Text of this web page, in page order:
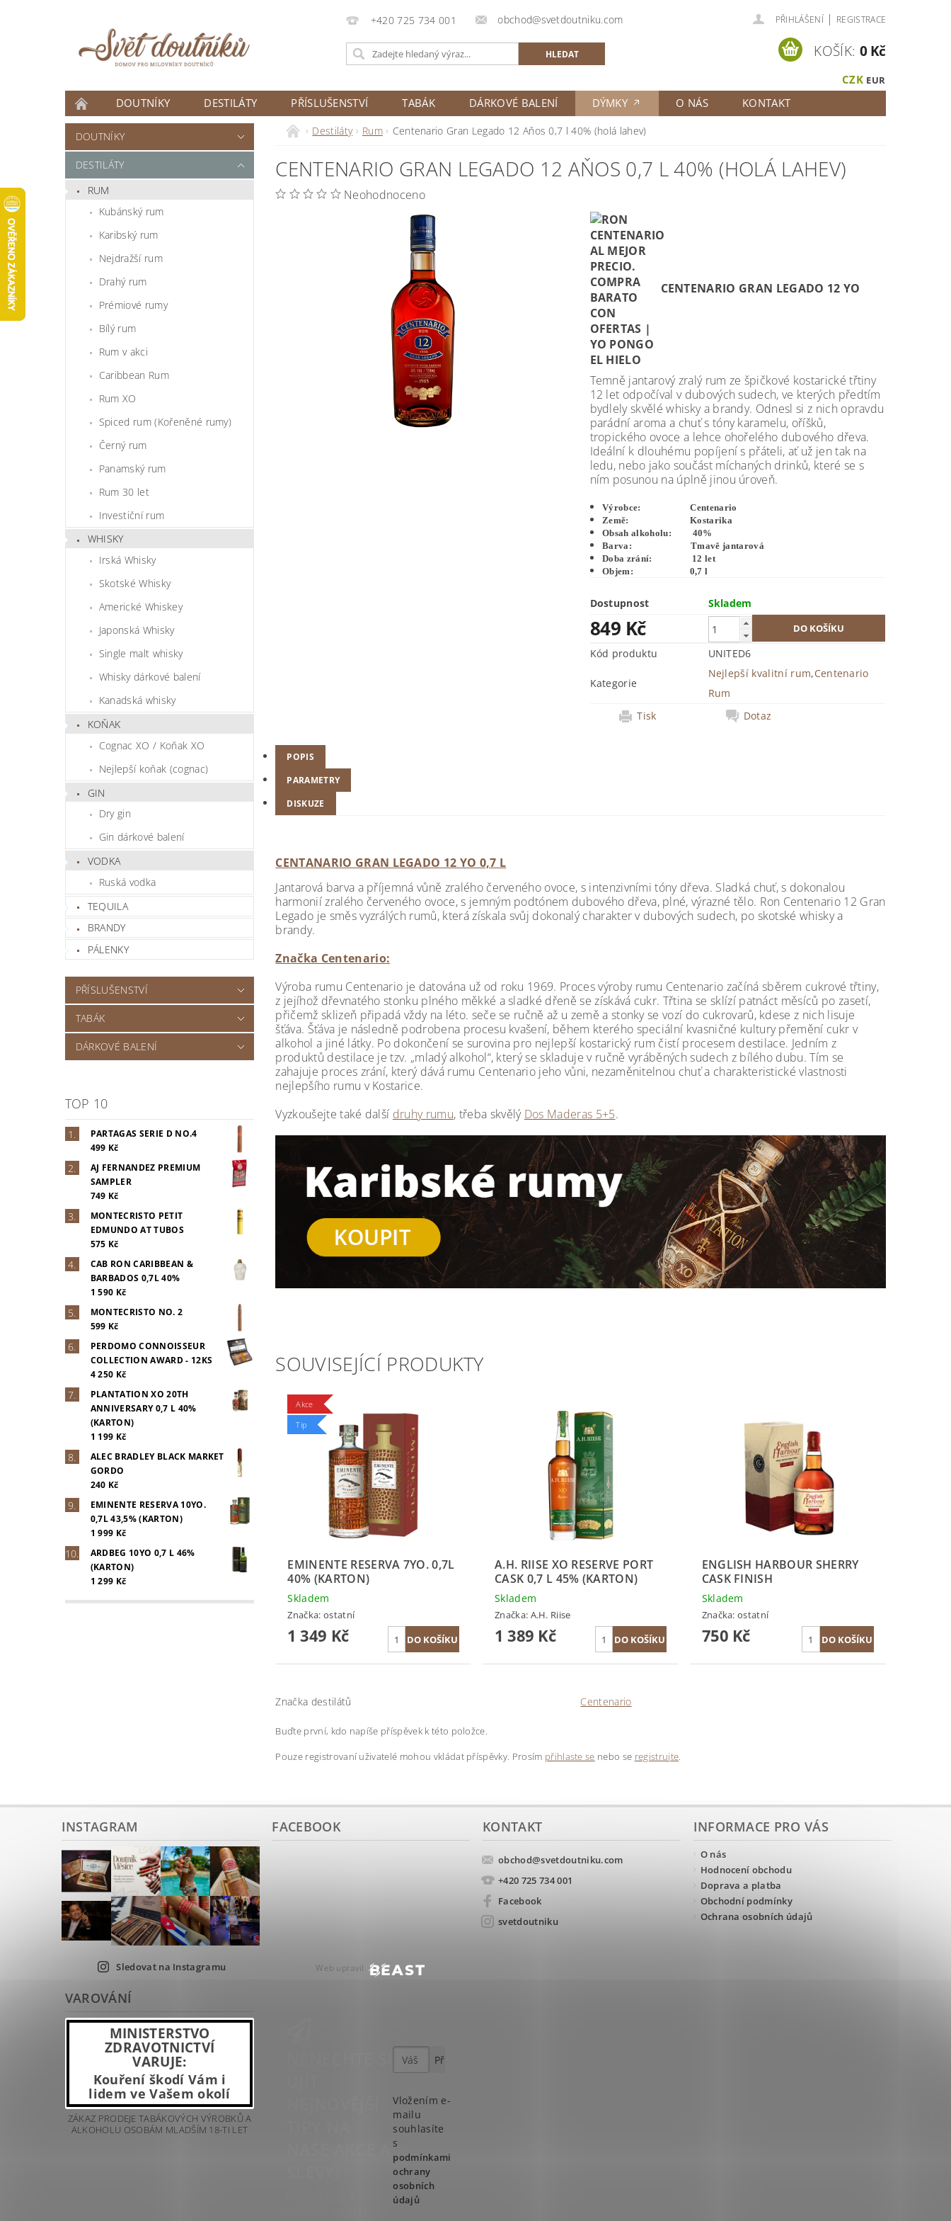
+420 725 734 001 obchod@svetdoutniku.com PŘIHLÁŠENÍ | REGISTRACE
CZK EUR
KOŠÍK: 0 Kč
DOUTNÍKY DESTILÁTY PŘÍSLUŠENSTVÍ TABÁK DÁRKOVÉ BALENÍ DÝMKY O NÁS
KONTAKT
ČLÁNKY
DOUTNÍKY
DESTILÁTY
RUM
Kubánský rum
Karibský rum
Nejdražší rum
Drahý rum
Prémiové rumy
Bílý rum
Rum v akci
Caribbean Rum
Rum XO
Spiced rum (Kořeněné rumy)
Černý rum
Panamský rum
Rum 30 let
Investiční rum
WHISKY
Irská Whisky
Skotské Whisky
Americké Whiskey
Japonská Whisky
Single malt whisky
Whisky dárkové balení
Kanadská whisky
KOŇAK
Cognac XO / Koňak XO
Nejlepší koňak (cognac)
GIN
Dry gin
Gin dárkové balení
VODKA
Ruská vodka
TEQUILA
BRANDY
PÁLENKY
PŘÍSLUŠENSTVÍ
TABÁK
DÁRKOVÉ BALENÍ
TOP 10
PARTAGAS SERIE D NO.4
499 Kč
AJ FERNANDEZ PREMIUM
SAMPLER
749 Kč
MONTECRISTO PETIT
EDMUNDO AT TUBOS
575 Kč
CAB RON CARIBBEAN &
BARBADOS 0,7L 40%
1 590 Kč
MONTECRISTO NO. 2
599 Kč
PERDOMO CONNOISSEUR
COLLECTION AWARD - 12KS
4 250 Kč
PLANTATION XO 20TH
ANNIVERSARY 0,7 L 40%
(KARTON)
1 199 Kč
ALEC BRADLEY BLACK MARKET
GORDO
240 Kč
EMINENTE RESERVA 10YO.
0,7L 43,5% (KARTON)
1 999 Kč
ARDBEG 10YO 0,7 L 46%
(KARTON)
1 299 Kč
Destiláty Rum Centenario Gran Legado 12 Aňos 0,7 l 40% (holá lahev)
CENTENARIO GRAN LEGADO 12 AŇOS 0,7 L 40% (HOLÁ LAHEV)
Neohodnoceno
CENTENARIO GRAN LEGADO 12 YO
Temně jantarový zralý rum ze špičkové kostarické třtiny
12 let odpočíval v dubových sudech, ve kterých předtím
bydlely skvělé whisky a brandy. Odnesl si z nich opravdu
parádní aroma a chuť s tóny karamelu, oříšků,
tropického ovoce a lehce ohořelého dubového dřeva.
Ideální k dlouhému popíjení s přáteli, ať už jen tak na
ledu, nebo jako součást míchaných drinků, které se s
ním posunou na úplně jinou úroveň.
Výrobce: Centenario
Země: Kostarika
Obsah alkoholu: 40%
Barva: Tmavě jantarová
Doba zrání: 12 let
Objem: 0,7 l
Dostupnost Skladem
849 Kč
Kód produktu UNITED6
Kategorie
Nejlepší kvalitní rum,Centenario
Rum
Tisk
Dotaz
POPIS
PARAMETRY
DISKUZE
CENTANARIO GRAN LEGADO 12 YO 0,7 L
Jantarová barva a příjemná vůně zralého červeného ovoce, s intenzivními tóny dřeva. Sladká chuť, s dokonalou
harmonií zralého červeného ovoce, s jemným podtónem dubového dřeva, plné, výrazné tělo. Ron Centenario 12 Gran
Legado je směs vyzrálých rumů, která získala svůj dokonalý charakter v dubových sudech, po skotské whisky a
brandy.
Značka Centenario:
Výroba rumu Centenario je datována už od roku 1969. Proces výroby rumu Centenario začíná sběrem cukrové třtiny,
z jejíhož dřevnatého stonku plného měkké a sladké dřeně se získává cukr. Třtina se sklízí patnáct měsíců po zasetí,
přičemž sklizeň připadá vždy na léto. seče se ručně až u země a stonky se vozí do cukrovarů, kdese z nich lisuje
šťáva. Šťáva je následně podrobena procesu kvašení, během kterého speciální kvasničné kultury přemění cukr v
alkohol a jiné látky. Po dokončení se surovina pro nejlepší kostarický rum čistí procesem destilace. Jedním z
produktů destilace je tzv. „mladý alkohol“, který se skladuje v ručně vyráběných sudech z bílého dubu. Tím se
zahajuje proces zrání, který dává rumu Centenario jeho vůni, nezaměnitelnou chuť a charakteristické vlastnosti
nejlepšího rumu v Kostarice.
Vyzkoušejte také další druhy rumu, třeba skvělý Dos Maderas 5+5.
SOUVISEJÍCÍ PRODUKTY
Akce
Tip
EMINENTE RESERVA 7YO. 0,7L
40% (KARTON)
Skladem
Značka: ostatní
1 349 Kč
A.H. RIISE XO RESERVE PORT
CASK 0,7 L 45% (KARTON)
Skladem
Značka: A.H. Riise
1 389 Kč
ENGLISH HARBOUR SHERRY
CASK FINISH
Skladem
Značka:ostatní
750 Kč
Značka destilátů Centenario
Buďte první, kdo napíše příspěvek k této položce.
Pouze registrovaní uživatelé mohou vkládat příspěvky. Prosím přihlaste se nebo se registrujte.
INSTAGRAM
Sledovat na Instagramu
FACEBOOK KONTAKT
obchod@svetdoutniku.com
+420 725 734 001
Facebook
svetdoutniku
INFORMACE PRO VÁS
O nás
Hodnocení obchodu
Doprava a platba
Obchodní podmínky
Ochrana osobních údajů
VAROVÁNÍ
MINISTERSTVO
ZDRAVOTNICTVÍ
VARUJE:
Kouření škodí Vám i
lidem ve Vašem okolí
ZÁKAZ PRODEJE TABÁKOVÝCH VÝROBKŮ A
ALKOHOLU OSOBÁM MLADŠÍM 18-TI LET
Web upravil
Vložením e-
mailu
souhlasíte
s
podmínkami
ochrany
osobních
údajů